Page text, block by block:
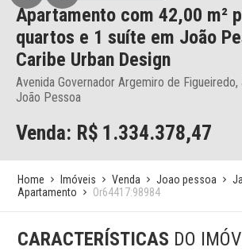
Apartamento com 42,00 m²
quartos e 1 suíte em João
Caribe Urban Design
Avenida Governador Argemiro de Figueiredo,
João Pessoa
Venda: R$ 1.334.378,47
Home Imóveis Venda Joao pessoa
Apartamento
Or64417:98984
CARACTERÍSTICAS DO